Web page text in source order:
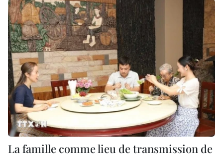
La famille comme lieu de transmission de